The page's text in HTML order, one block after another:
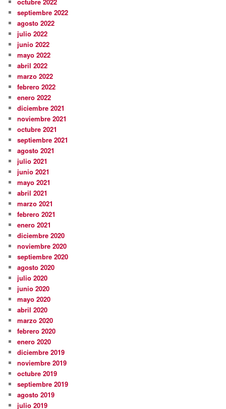
septiembre 2022
agosto 2022
julio 2022
junio 2022
mayo 2022
abril 2022
marzo 2022
febrero 2022
enero 2022
diciembre 2021
noviembre 2021
octubre 2021
septiembre 2021
agosto 2021
julio 2021
junio 2021
mayo 2021
abril 2021
marzo 2021
febrero 2021
enero 2021
diciembre 2020
noviembre 2020
septiembre 2020
agosto 2020
julio 2020
junio 2020
mayo 2020
abril 2020
marzo 2020
febrero 2020
enero 2020
diciembre 2019
noviembre 2019
octubre 2019
septiembre 2019
agosto 2019
julio 2019